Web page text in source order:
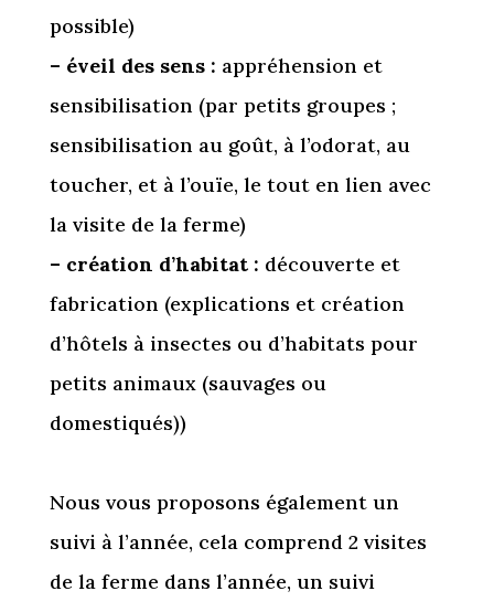
possible)
– éveil des sens : appréhension et
sensibilisation (par petits groupes ;
sensibilisation au goût, à l’odorat, au
toucher, et à l’ouïe, le tout en lien avec
la visite de la ferme)
– création d’habitat : découverte et
fabrication (explications et création
d’hôtels à insectes ou d’habitats pour
petits animaux (sauvages ou
domestiqués))
Nous vous proposons également un
suivi à l’année, cela comprend 2 visites
de la ferme dans l’année, un suivi